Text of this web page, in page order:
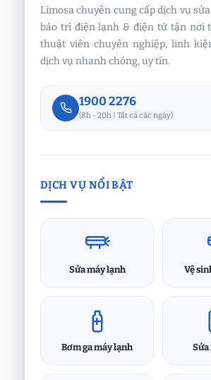
Limosa chuyên cung cấp dịch vụ
bảo trì điện lạnh & điện tử tận nơi
thuật viên chuyên nghiệp, linh
dịch vụ nhanh chóng, uy tín.
1900 2276
(8h - 20h | Tất cả các ngày)
DỊCH VỤ NỔI BẬT
Sửa máy lạnh Vệ
Bơm ga máy lạnh Sửa